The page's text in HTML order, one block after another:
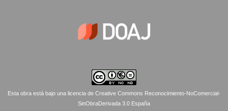
Esta obra está bajo una licencia de Creative Commons Reconocimiento-NoComercial-
SinObraDerivada 3.0 España